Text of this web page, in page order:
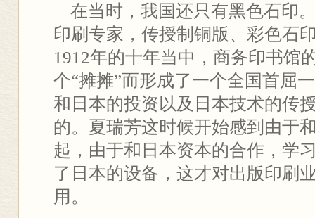
在当时，我国还只有黑色石印
印刷专家，传授制铜版、彩色石
1912年的十年当中，商务印书馆
个“摊摊”而形成了一个全国首屈
和日本的投资以及日本技术的传
的。夏瑞芳这时候开始感到由于
起，由于和日本资本的合作，学
了日本的设备，这才对出版印刷
用。